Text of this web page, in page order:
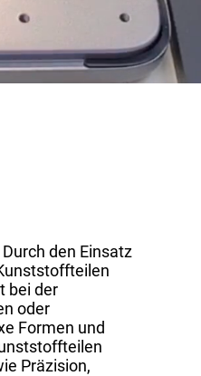
den Einsatz
bei der
oder
Formen und
Präzision,